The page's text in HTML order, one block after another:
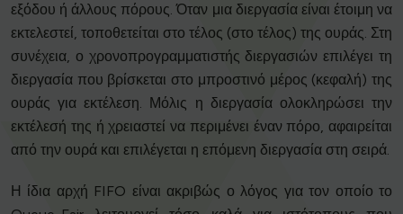
εξόδου ή άλλους πόρους. Όταν μια διεργασία είναι έτοιμη να
εκτελεστεί, τοποθετείται στο τέλος (στο τέλος) της ουράς. Στη
συνέχεια, ο χρονοπρογραμματιστής διεργασιών επιλέγει τη
διεργασία που βρίσκεται στο μπροστινό μέρος (κεφαλή) της
ουράς για εκτέλεση. Μόλις η διεργασία ολοκληρώσει την
εκτέλεσή της ή χρειαστεί να περιμένει έναν πόρο, αφαιρείται
από την ουρά και επιλέγεται η επόμενη διεργασία στη σειρά.
Η ίδια αρχή FIFO είναι ακριβώς ο λόγος για τον οποίο το